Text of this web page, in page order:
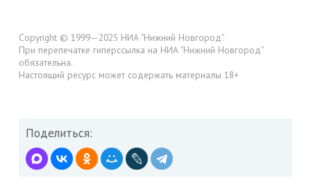
Copyright © 1999—2025 НИА "Нижний Новгород".
При перепечатке гиперссылка на НИА "Нижний Новгород"
обязательна.
Настоящий ресурс может содержать материалы 18+
Поделиться: